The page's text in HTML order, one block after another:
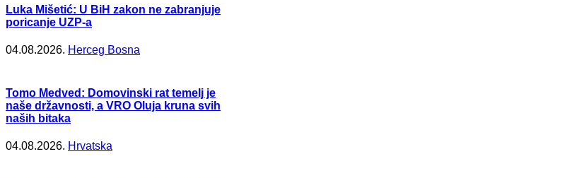
Luka Mišetić: U BiH zakon ne zabranjuje
poricanje UZP-a
04.08.2026. Herceg Bosna
Tomo Medved: Domovinski rat temelj je
naše državnosti, a VRO Oluja kruna svih
naših bitaka
04.08.2026. Hrvatska